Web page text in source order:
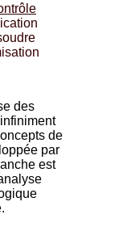
des
de
par
est